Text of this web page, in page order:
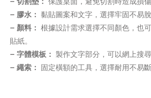
– 膠水： 黏貼圖案和文字，選擇牢固不易脫
– 顏料： 根據設計需求選擇不同顏色，也
貼紙。
– 字體模板： 製作文字部分，可以網上搜尋
– 繩索：
固定橫額的工具，選擇耐用不易斷